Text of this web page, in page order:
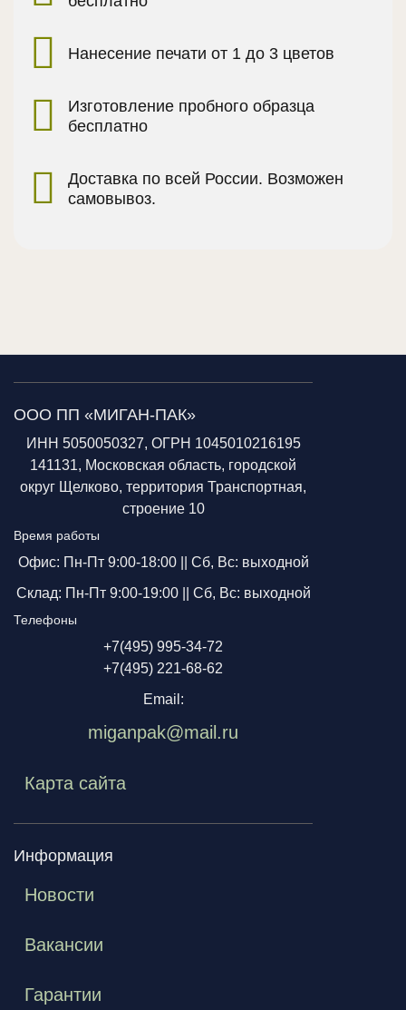
Нанесение печати от 1 до 3 цветов
Изготовление пробного образца
бесплатно
Доставка по всей России. Возможен
самовывоз.
ООО ПП «МИГАН-ПАК»
ИНН 5050050327, ОГРН 1045010216195
141131, Московская область, городской
округ Щелково, территория Транспортная,
строение 10
Время работы
Офис: Пн-Пт 9:00-18:00 || Сб, Вс: выходной
Склад: Пн-Пт 9:00-19:00 || Сб, Вс: выходной
Телефоны
+7(495) 995-34-72
+7(495) 221-68-62
Email:
miganpak@mail.ru
Карта сайта
Информация
Новости
Вакансии
Гарантии